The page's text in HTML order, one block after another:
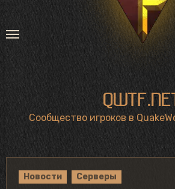
Сообщество игроков в
Новости Серверы